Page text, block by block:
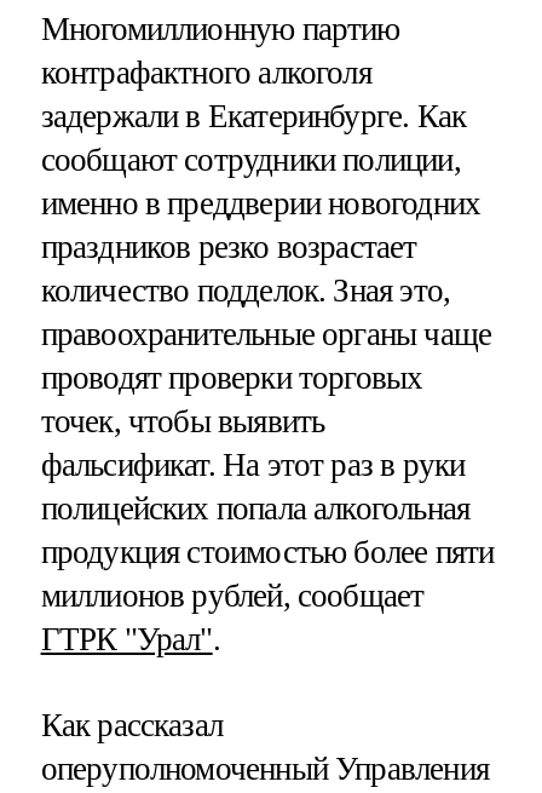
Многомиллионную партию
контрафактного алкоголя
задержали в Екатеринбурге. Как
сообщают сотрудники полиции,
именно в преддверии новогодних
праздников резко возрастает
количество подделок. Зная это,
правоохранительные органы чаще
проводят проверки торговых
точек, чтобы выявить
фальсификат. На этот раз в руки
полицейских попала алкогольная
продукция стоимостью более пяти
миллионов рублей, сообщает
ГТРК "Урал".
Как рассказал
оперуполномоченный Управления